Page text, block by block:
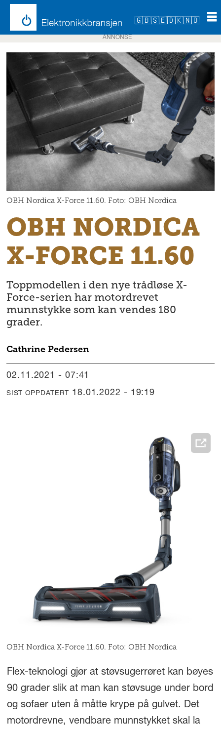
🇬🇧🇸🇪🇩🇰🇳🇴
ANNONSE
OBH Nordica X-Force 11.60. Foto: OBH Nordica
OBH NORDICA
X-FORCE 11.60
Toppmodellen i den nye trådløse X-
Force-serien har motordrevet
munnstykke som kan vendes 180
grader.
Cathrine Pedersen
02.11.2021 - 07:41
SIST OPPDATERT 18.01.2022 - 19:19
OBH Nordica X-Force 11.60. Foto: OBH Nordica
Flex-teknologi gjør at støvsugerrøret kan bøyes
90 grader slik at man kan støvsuge under bord
og sofaer uten å måtte krype på gulvet. Det
motordrevne, vendbare munnstykket skal la